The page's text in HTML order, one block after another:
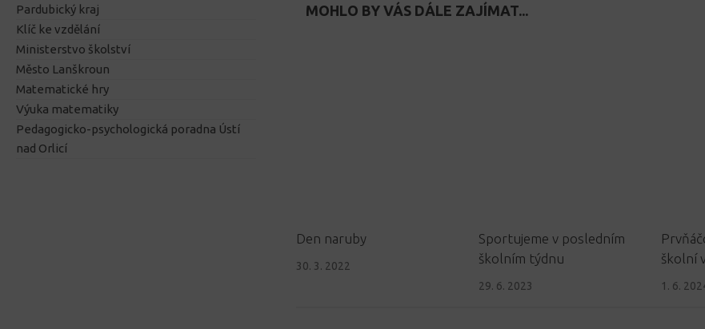
MOHLO BY VÁS DÁLE ZAJÍMAT...
Den naruby
30. 3. 2022
Sportujeme v posledním
školním týdnu
29. 6. 2023
školní
1. 6.
Pardubický kraj
Klíč ke vzdělání
Ministerstvo školství
Město Lanškroun
Matematické hry
Výuka matematiky
Pedagogicko-psychologická poradna Ústí
nad Orlicí